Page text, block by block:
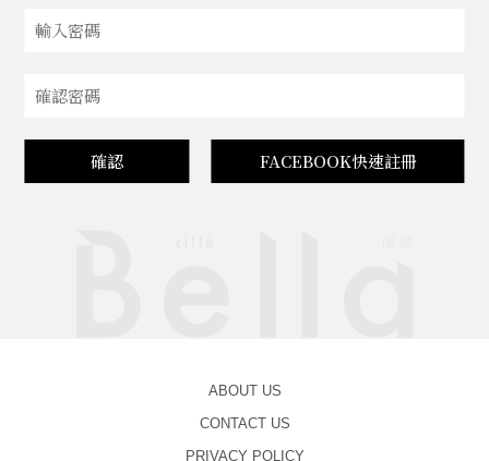
確認 FACEBOOK快速註冊
ABOUT US
CONTACT US
PRIVACY POLICY